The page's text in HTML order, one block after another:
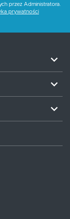
przez Administratora.
prywatności